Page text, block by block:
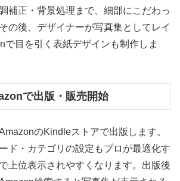
補正・背景処理まで、細部にこだわっ
の後、デザイナーが写真集としてレイ
で目を引く表紙デザインも制作しま
で出版・販売開始
のKindleストアで出版します。
ド・カテゴリの設定もプロが最適化す
上位表示されやすくなります。出版後